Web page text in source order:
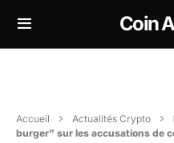
Coin
Accueil Actualités Crypto
burger” sur les accusations de